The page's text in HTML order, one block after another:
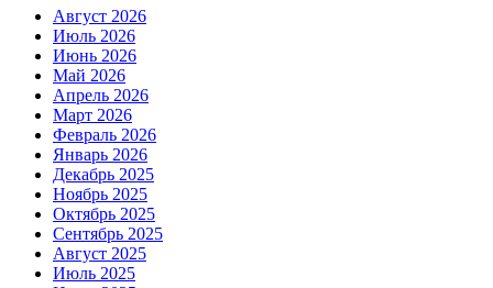
Август 2026
Июль 2026
Июнь 2026
Май 2026
Апрель 2026
Март 2026
Февраль 2026
Январь 2026
Декабрь 2025
Ноябрь 2025
Октябрь 2025
Сентябрь 2025
Август 2025
Июль 2025